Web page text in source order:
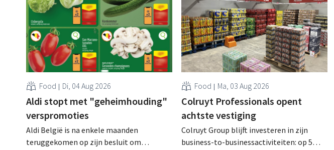
Food Di, 04 Aug 2026
Aldi stopt met "geheimhouding"
verspromoties
Aldi België is na enkele maanden
teruggekomen op zijn besluit om
Food Ma, 03 Aug 2026
Colruyt Professionals opent
achtste vestiging
Colruyt Group blijft investeren in zijn
business-to-businessactiviteiten: op 5